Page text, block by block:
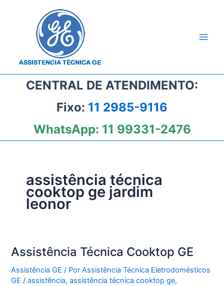
CENTRAL DE ATENDIMENTO:
Fixo: 11 2985-9116
WhatsApp: 11 99331-2476
assistência técnica
cooktop ge jardim
leonor
Assistência Técnica Cooktop GE
Assistência GE / PorAssistência Técnica Eletrodomésticos
GE/assistência,assistência técnica cooktop ge,